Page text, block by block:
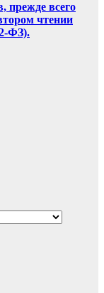
прежде всего
чтении
ФЗ).